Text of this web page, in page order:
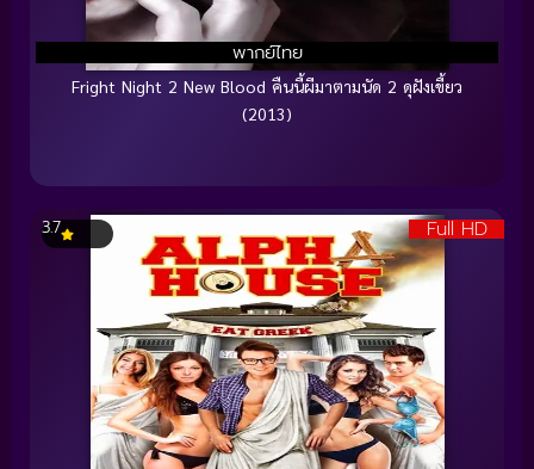
พากย์ไทย
Fright Night 2 New Blood คืนนี้ผีมาตามนัด 2 ดุฝังเขี้ยว
(2013)
Full HD
3.7